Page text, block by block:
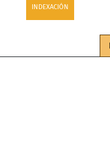
INDEXACIÓN